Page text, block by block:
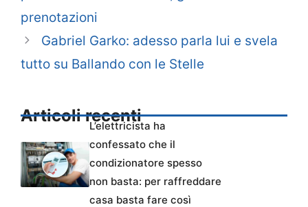
prenotazioni
Gabriel Garko: adesso parla lui e svela
tutto su Ballando con le Stelle
Articoli recenti
L’elettricista ha
confessato che il
condizionatore spesso
non basta: per raffreddare
casa basta fare così